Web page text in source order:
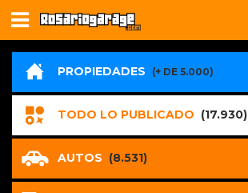
PROPIEDADES (+ DE 5.000)
TODO LO PUBLICADO (17.930)
AUTOS (8.531)